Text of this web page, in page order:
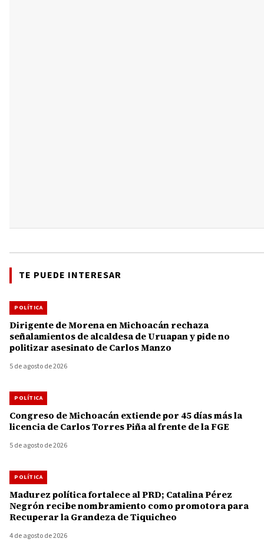
TE PUEDE INTERESAR
POLÍTICA
Dirigente de Morena en Michoacán rechaza
señalamientos de alcaldesa de Uruapan y pide no
politizar asesinato de Carlos Manzo
5 de agosto de 2026
POLÍTICA
Congreso de Michoacán extiende por 45 días más la
licencia de Carlos Torres Piña al frente de la FGE
5 de agosto de 2026
POLÍTICA
Madurez política fortalece al PRD; Catalina Pérez
Negrón recibe nombramiento como promotora para
Recuperar la Grandeza de Tiquicheo
4 de agosto de 2026